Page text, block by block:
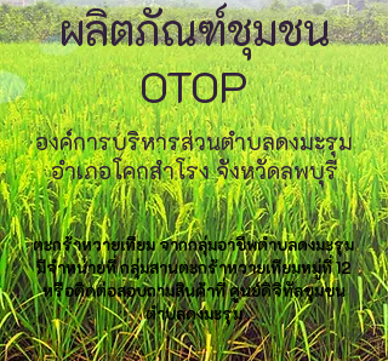
ผลิตภัณฑ์ชุมชน
OTOP
องค์การบริหารส่วนตำบลดงมะรุม
อำเภอโคกสำโรง จังหวัดลพบุรี
ตะกร้าหวายเทียม จากกลุ่มอาชีพตำบลดงมะรุม
มีจำหน่ายที่ กลุ่มสานตะกร้าหวายเทียมหมู่ที่ 12
หรือติดต่อสอบถามสินค้าที่ ศูนย์ดิจิทัลชุมชน
ตำบลดงมะรุม